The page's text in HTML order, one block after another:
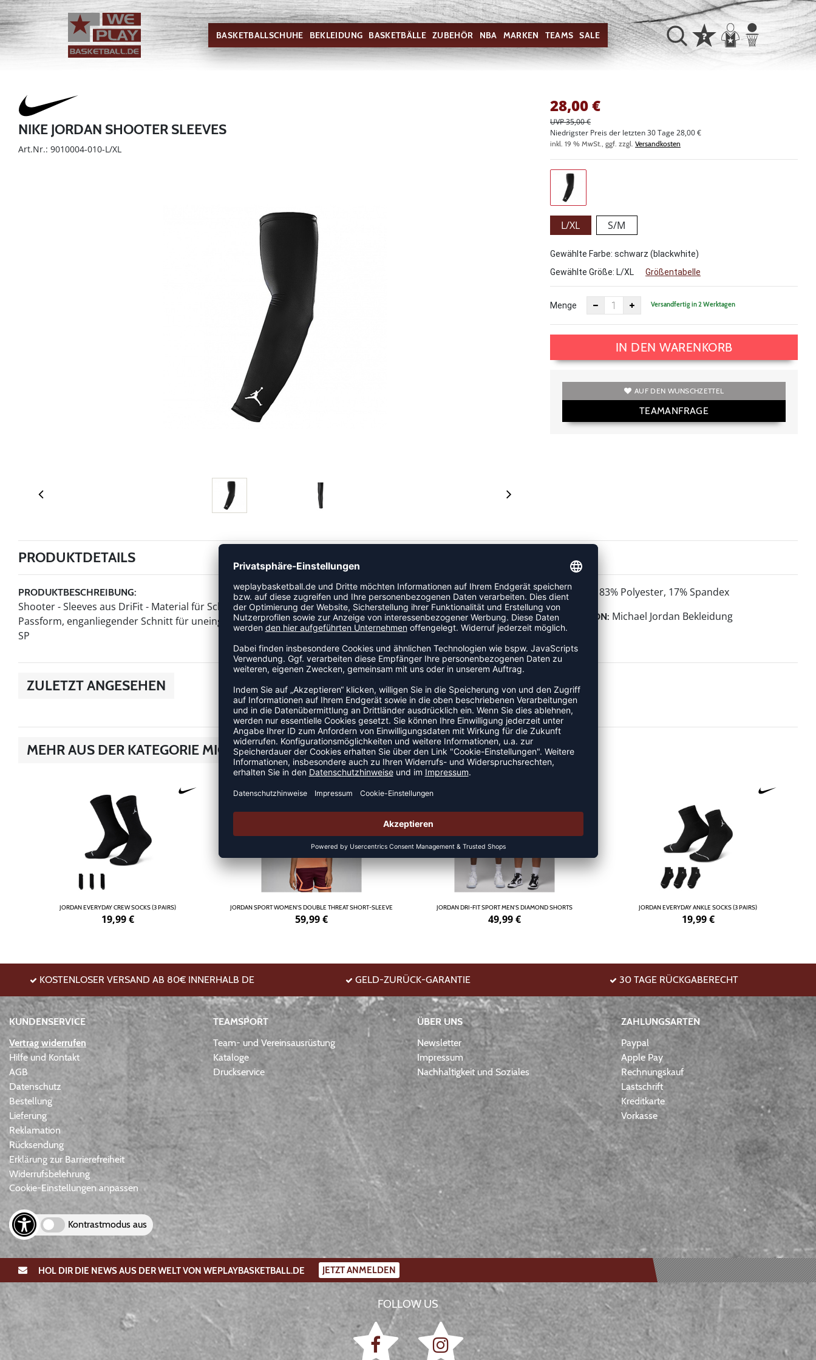
BASKETBALLSCHUHE BEKLEIDUNG BASKETBÄLLE ZUBEHÖR NBA MARKEN TEAMS SALE
NIKE JORDAN SHOOTER SLEEVES
Art.Nr.: 9010004-010-L/XL
28,00€
UVP 35,00 €
Niedrigster Preis der letzten 30 Tage 28,00 €
inkl. 19 % MwSt., ggf. zzgl. Versandkosten
L/XL S/M
Gewählte Farbe: schwarz (blackwhite)
Gewählte Größe: L/XL Größentabelle
Menge Versandfertig in 2 Werktagen
IN DEN WARENKORB
AUF DEN WUNSCHZETTEL
TEAMANFRAGE
PRODUKTDETAILS
PRODUKTBESCHREIBUNG:
Shooter - Sleeves aus DriFit - Material für Schutz und Schweißabsorption. Flatlock - Nähte für eine optimierte
Passform, enganliegender Schnitt für uneingeschränkte Beweglichkeit und Muskelunterstützung. 83% PES, 17%
SP
MATERIAL: 83% Polyester, 17% Spandex
KOLLEKTION: Michael Jordan Bekleidung
ZULETZT ANGESEHEN
MEHR AUS DER KATEGORIE MICHAEL JORDAN
JORDAN EVERYDAY CREW SOCKS (3 PAIRS)
19,99€
JORDAN SPORT WOMEN'S DOUBLE THREAT SHORT-SLEEVE
59,99€
JORDAN DRI-FIT SPORT MEN'S DIAMOND SHORTS
49,99€
JORDAN EVERYDAY ANKLE SOCKS (3 PAIRS)
19,99€
KOSTENLOSER VERSAND AB 80€ INNERHALB DE GELD-ZURÜCK-GARANTIE 30 TAGE RÜCKGABERECHT
KUNDENSERVICE
Vertrag widerrufen
Hilfe und Kontakt
AGB
Datenschutz
Bestellung
Lieferung
Reklamation
Rücksendung
Erklärung zur Barrierefreiheit
Widerrufsbelehrung
Cookie-Einstellungen anpassen
Kontrastmodus aus
TEAMSPORT
Team- und Vereinsausrüstung
Kataloge
Druckservice
ÜBER UNS
Newsletter
Impressum
Nachhaltigkeit und Soziales
ZAHLUNGSARTEN
Paypal
Apple Pay
Rechnungskauf
Lastschrift
Kreditkarte
Vorkasse
HOL DIR DIE NEWS AUS DER WELT VON WEPLAYBASKETBALL.DE JETZT ANMELDEN
FOLLOW US